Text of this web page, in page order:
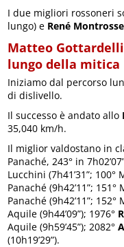
I due migliori rossoneri
lungo) e René
Matteo
lungo della mitica
Iniziamo dal percorso
di dislivello.
Il successo è andato allo
35,040 km/h.
Il miglior valdostano in
Panaché, 243° in
Lucchini (7h41’31”; 100°
Panaché (9h42’11”; 151°
Panaché (9h42’11”; 152°
Aquile (9h44’09”); 1976°
Aquile (9h59’45”); 2082°
(10h19’29”).